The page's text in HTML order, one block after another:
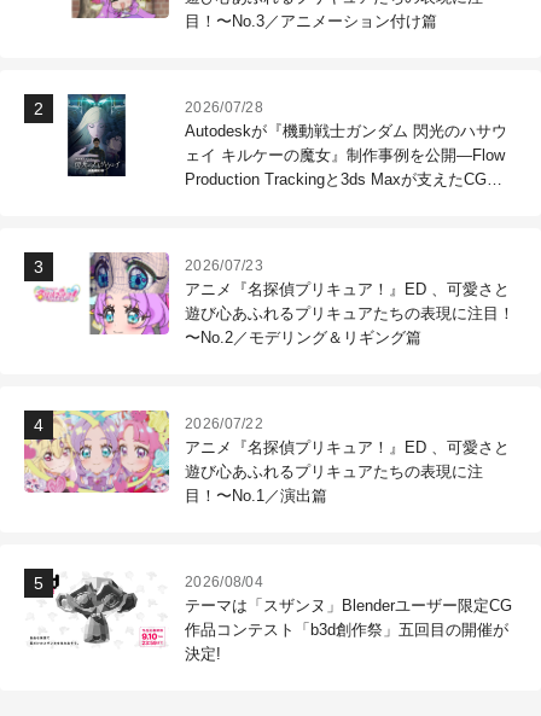
目！〜No.3／アニメーション付け篇
2026/07/28
Autodeskが『機動戦士ガンダム 閃光のハサウ
ェイ キルケーの魔女』制作事例を公開―Flow
Production Trackingと3ds Maxが支えたCG制
2026/07/23
アニメ『名探偵プリキュア！』ED 、可愛さと
遊び心あふれるプリキュアたちの表現に注目！
〜No.2／モデリング＆リギング篇
2026/07/22
アニメ『名探偵プリキュア！』ED 、可愛さと
遊び心あふれるプリキュアたちの表現に注
目！〜No.1／演出篇
2026/08/04
テーマは「スザンヌ」Blenderユーザー限定CG
作品コンテスト「b3d創作祭」五回目の開催が
決定!